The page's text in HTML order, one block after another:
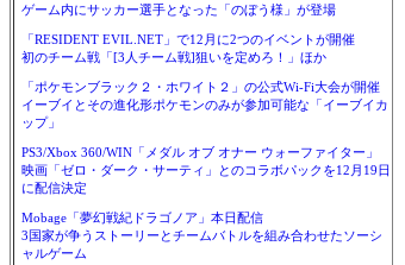
ゲーム内にサッカー選手となった「のぼう様」が登場
「RESIDENT EVIL.NET」で12月に2つのイベントが開催
初のチーム戦「[3人チーム戦]狙いを定めろ！」ほか
「ポケモンブラック２・ホワイト２」の公式Wi-Fi大会が開催
イーブイとその進化形ポケモンのみが参加可能な「イーブイカ
ップ」
PS3/Xbox 360/WIN「メダル オブ オナー ウォーファイター」
映画「ゼロ・ダーク・サーティ」とのコラボパックを12月19日
に配信決定
Mobage「夢幻戦紀ドラゴノア」本日配信
3国家が争うストーリーとチームバトルを組み合わせたソーシ
ャルゲーム